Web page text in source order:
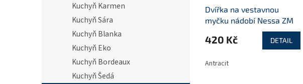
Kuchyň Karmen
Kuchyň Sára
Kuchyň Blanka
Kuchyň Eko
Kuchyň Bordeaux
Kuchyň Šedá
Dvířka na vestavnou
myčku nádobí Nessa ZM
420 Kč DETAIL
Antracit